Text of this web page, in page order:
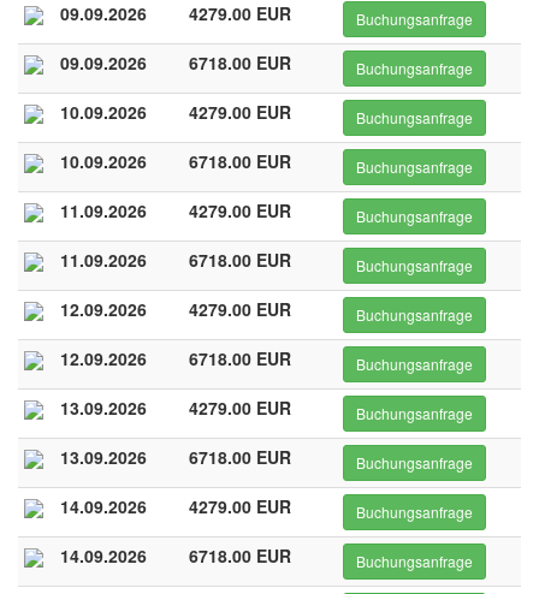
09.09.2026 4279.00 EUR Buchungsanfrage
09.09.2026 6718.00 EUR Buchungsanfrage
10.09.2026 4279.00 EUR Buchungsanfrage
10.09.2026 6718.00 EUR Buchungsanfrage
11.09.2026 4279.00 EUR Buchungsanfrage
11.09.2026 6718.00 EUR Buchungsanfrage
12.09.2026 4279.00 EUR Buchungsanfrage
12.09.2026 6718.00 EUR Buchungsanfrage
13.09.2026 4279.00 EUR Buchungsanfrage
13.09.2026 6718.00 EUR Buchungsanfrage
14.09.2026 4279.00 EUR Buchungsanfrage
14.09.2026 6718.00 EUR Buchungsanfrage